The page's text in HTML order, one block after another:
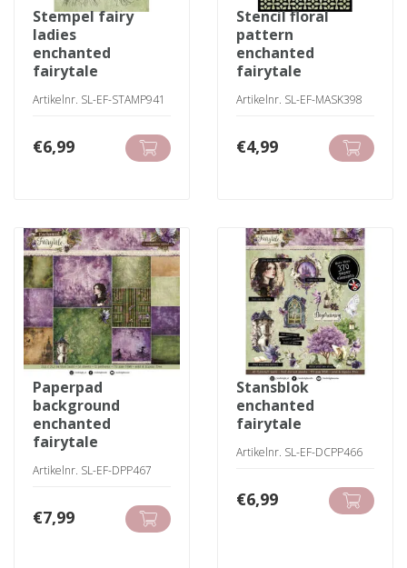
stempel fairy
ladies
enchanted
fairytale
Artikelnr. SL-EF-STAMP941
€6,99
stencil floral
pattern
enchanted
fairytale
Artikelnr. SL-EF-MASK398
€4,99
paperpad
background
enchanted
fairytale
Artikelnr. SL-EF-DPP467
€7,99
stansblok
enchanted
fairytale
Artikelnr. SL-EF-DCPP466
€6,99